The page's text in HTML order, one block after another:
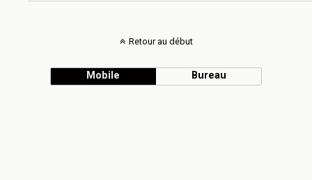
Retour au début
Mobile Bureau